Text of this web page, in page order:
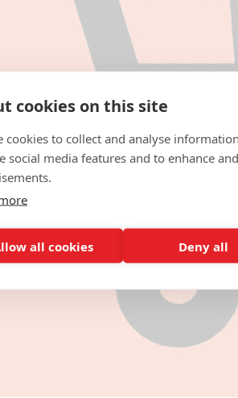
cookies on this site
cookies to collect and analyse
social media features and to enhance
all cookies Deny all